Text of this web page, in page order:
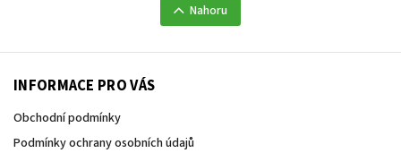
Nahoru
INFORMACE PRO VÁS
Obchodní podmínky
Podmínky ochrany osobních údajů